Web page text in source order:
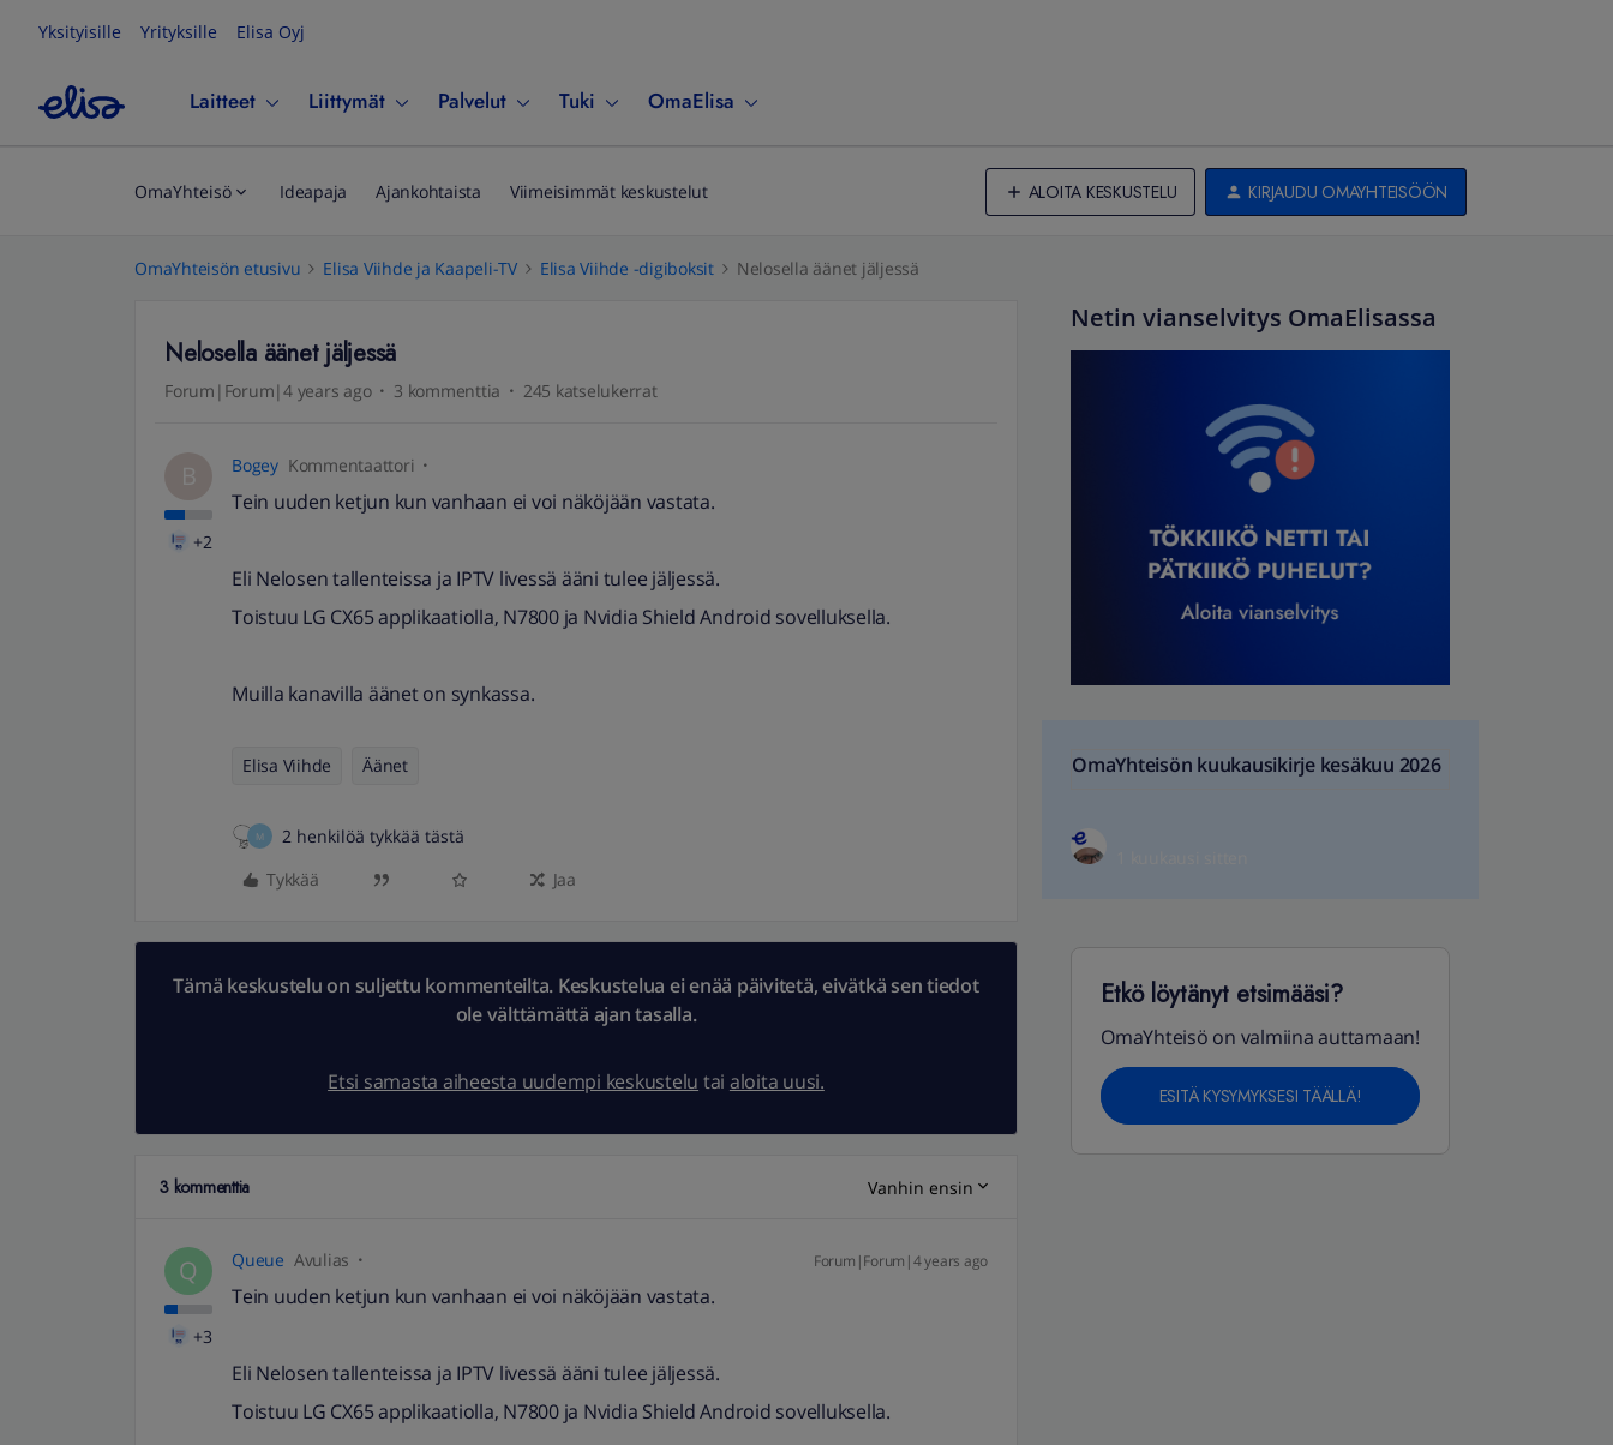
Yksityisille Yrityksille Elisa Oyj
Laitteet Liittymät Palvelut Tuki OmaElisa
OmaYhteisö Ideapaja Ajankohtaista Viimeisimmät keskustelut ALOITA KESKUSTELU KIRJAUDU OMAYHTEISÖÖN
OmaYhteisön etusivu Elisa Viihde ja Kaapeli-TV Elisa Viihde -digiboksit Nelosella äänet jäljessä
Nelosella äänet jäljessä
Forum|Forum|4 years ago 3 kommenttia 245 katselukerrat
B
+2
Bogey Kommentaattori
Tein uuden ketjun kun vanhaan ei voi näköjään vastata.
Eli Nelosen tallenteissa ja IPTV livessä ääni tulee jäljessä.
Toistuu LG CX65 applikaatiolla, N7800 ja Nvidia Shield Android sovelluksella.
Muilla kanavilla äänet on synkassa.
Elisa Viihde Äänet
M
2 henkilöä tykkää tästä
Tykkää
Jaa
Tämä keskustelu on suljettu kommenteilta. Keskustelua ei enää päivitetä, eivätkä sen tiedot
ole välttämättä ajan tasalla.
Etsi samasta aiheesta uudempi keskustelu tai aloita uusi.
3 kommenttia Vanhin ensin
Q
+3
Queue Avulias Forum|Forum|4 years ago
Tein uuden ketjun kun vanhaan ei voi näköjään vastata.
Eli Nelosen tallenteissa ja IPTV livessä ääni tulee jäljessä.
Toistuu LG CX65 applikaatiolla, N7800 ja Nvidia Shield Android sovelluksella.
Netin vianselvitys OmaElisassa
OmaYhteisön kuukausikirje kesäkuu 2026
Etkö löytänyt etsimääsi?
OmaYhteisö on valmiina auttamaan!
ESITÄ KYSYMYKSESI TÄÄLLÄ!